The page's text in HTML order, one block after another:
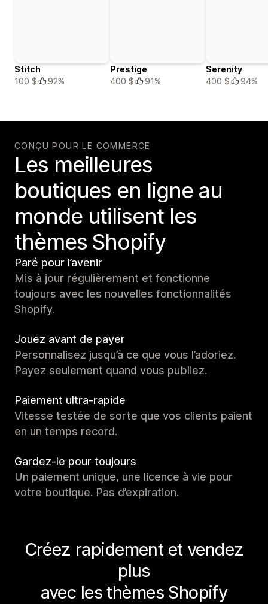
Stitch
100 $
92%
Prestige
400 $
91%
Serenity
400 $
94%
CONÇU POUR LE COMMERCE
Les meilleures
boutiques en ligne au
monde utilisent les
thèmes Shopify
Paré pour l’avenir
Mis à jour régulièrement et fonctionne
toujours avec les nouvelles fonctionnalités
Shopify.
Jouez avant de payer
Personnalisez jusqu’à ce que vous l’adoriez.
Payez seulement quand vous publiez.
Paiement ultra-rapide
Vitesse testée de sorte que vos clients paient
en un temps record.
Gardez-le pour toujours
Un paiement unique, une licence à vie pour
votre boutique. Pas d’expiration.
Créez rapidement et vendez
plus
avec les thèmes Shopify